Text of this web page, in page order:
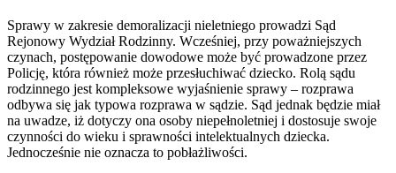
Sprawy w zakresie demoralizacji nieletniego prowadzi Sąd
Rejonowy Wydział Rodzinny. Wcześniej, przy poważniejszych
czynach, postępowanie dowodowe może być prowadzone przez
Policję, która również może przesłuchiwać dziecko. Rolą sądu
rodzinnego jest kompleksowe wyjaśnienie sprawy – rozprawa
odbywa się jak typowa rozprawa w sądzie. Sąd jednak będzie miał
na uwadze, iż dotyczy ona osoby niepełnoletniej i dostosuje swoje
czynności do wieku i sprawności intelektualnych dziecka.
Jednocześnie nie oznacza to pobłażliwości.